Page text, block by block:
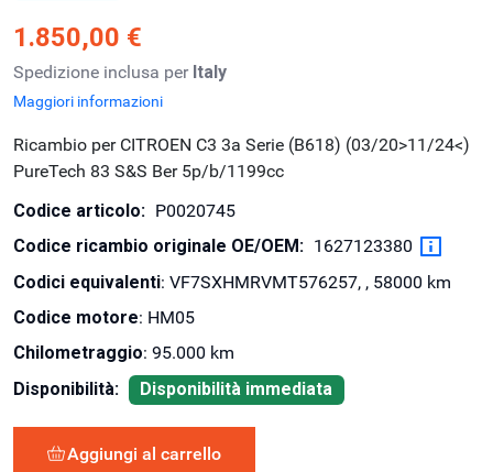
1.850,00 €
Spedizione inclusa per Italy
Maggiori informazioni
Ricambio per CITROEN C3 3a Serie (B618) (03/20>11/24<)
PureTech 83 S&S Ber 5p/b/1199cc
Codice articolo: P0020745
Codice ricambio originale OE/OEM: 1627123380
Codici equivalenti: VF7SXHMRVMT576257, , 58000 km
Codice motore: HM05
Chilometraggio: 95.000 km
Disponibilità:
Disponibilità immediata
Aggiungi al carrello